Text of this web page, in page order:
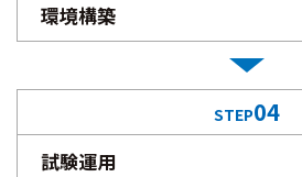
環境構築
STEP04
試験運用